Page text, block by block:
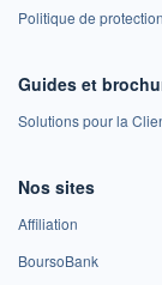
Politique de
Guides et
Solutions pour la
Nos sites
Affiliation
BoursoBank